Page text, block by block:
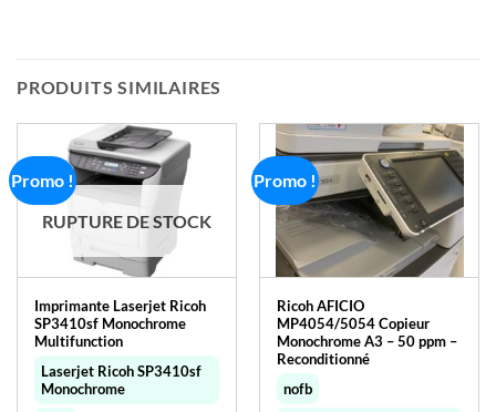
PRODUITS SIMILAIRES
Promo !
RUPTURE DE STOCK
Imprimante Laserjet Ricoh
SP3410sf Monochrome
Multifunction
Laserjet Ricoh SP3410sf
Monochrome
Promo !
Ricoh AFICIO
MP4054/5054 Copieur
Monochrome A3 – 50 ppm –
Reconditionné
nofb